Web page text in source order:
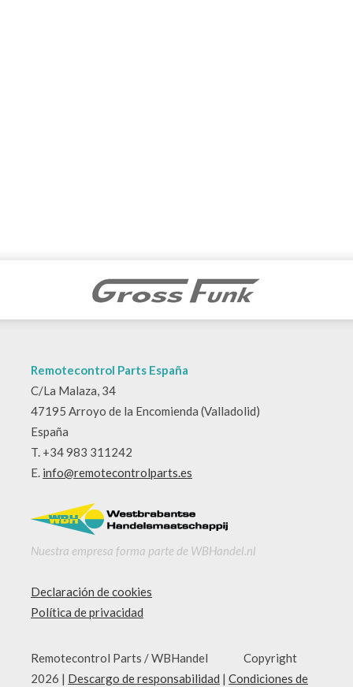
Remotecontrol Parts España
C/La Malaza, 34
47195 Arroyo de la Encomienda (Valladolid)
España
T. +34 983 311242
E. info@remotecontrolparts.es
Nuestra empresa forma parte de WBHandel.nl
Declaración de cookies
Política de privacidad
Remotecontrol Parts / WBHandel Copyright
2026 | Descargo de responsabilidad | Condiciones de